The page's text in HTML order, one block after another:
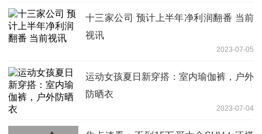
十三家公司 预计上半年净利润翻番 当前
视讯
2023-07-05
运动女孩夏日新穿搭：室内瑜伽裤，户外
防晒衣
2023-07-04